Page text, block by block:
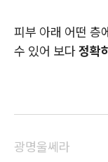
피부 아래 어떤 층
수 있어 보다정확
광명울쎄라